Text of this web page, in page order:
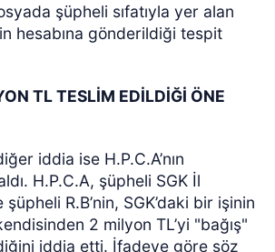
şüpheli sıfatıyla yer alan
hesabına gönderildiği tespit
TL TESLİM EDİLDİĞİ ÖNE
iddia ise H.P.C.A’nın
H.P.C.A, şüpheli SGK İl
R.B’nin, SGK’daki bir işinin
2 milyon TL’yi "bağış"
iddia etti. İfadeye göre söz